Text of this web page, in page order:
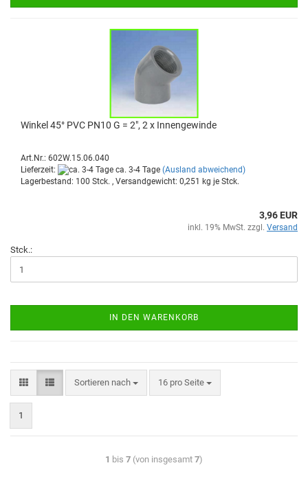
Win­kel 45° PVC PN10 G = 2", 2 x In­nen­ge­win­de
Art.Nr.: 602W.15.06.040
Lieferzeit:
ca. 3-4 Tage (Ausland abweichend)
Lagerbestand: 100 Stck. , Versandgewicht: 0,251 kg je Stck.
3,96 EUR
inkl. 19% MwSt. zzgl. Versand
Stck.:
IN DEN WARENKORB
Sortieren nach 16 pro Seite
1
1 bis 7 (von insgesamt 7)